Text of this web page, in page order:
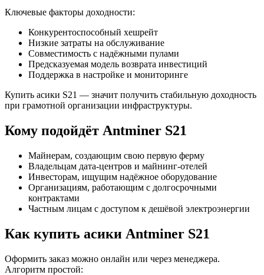
Ключевые факторы доходности:
Конкурентоспособный хешрейт
Низкие затраты на обслуживание
Совместимость с надёжными пулами
Предсказуемая модель возврата инвестиций
Поддержка в настройке и мониторинге
Купить асики S21 — значит получить стабильную доходность
при грамотной организации инфраструктуры.
Кому подойдёт Antminer S21
Майнерам, создающим свою первую ферму
Владельцам дата-центров и майнинг-отелей
Инвесторам, ищущим надёжное оборудование
Организациям, работающим с долгосрочными
контрактами
Частным лицам с доступом к дешёвой электроэнергии
Как купить асики Antminer S21
Оформить заказ можно онлайн или через менеджера.
Алгоритм простой: